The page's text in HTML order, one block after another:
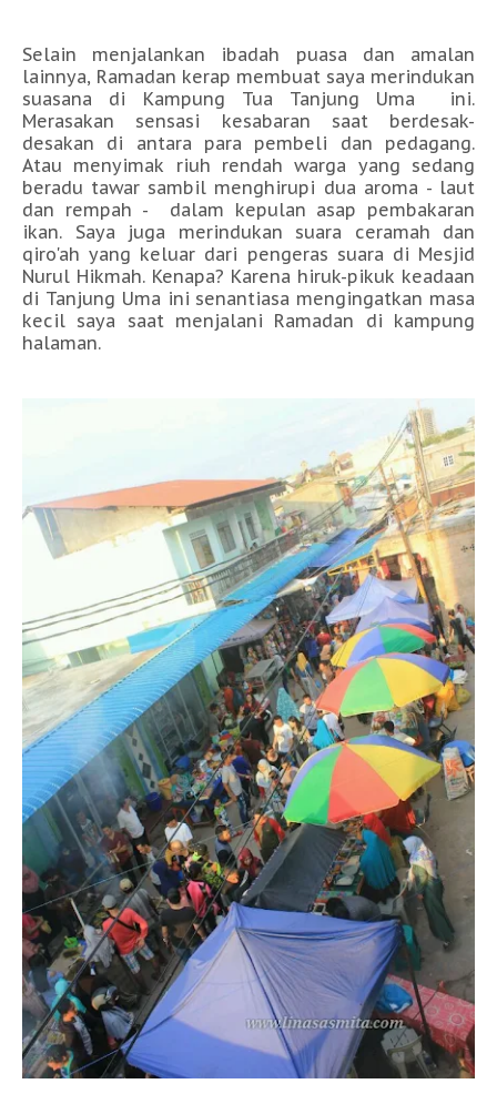
Selain menjalankan ibadah puasa dan amalan
lainnya, Ramadan kerap membuat saya merindukan
suasana di Kampung Tua Tanjung Uma ini.
Merasakan sensasi kesabaran saat berdesak-
desakan di antara para pembeli dan pedagang.
Atau menyimak riuh rendah warga yang sedang
beradu tawar sambil menghirupi dua aroma - laut
dan rempah - dalam kepulan asap pembakaran
ikan. Saya juga merindukan suara ceramah dan
qiro'ah yang keluar dari pengeras suara di Mesjid
Nurul Hikmah. Kenapa? Karena hiruk-pikuk keadaan
di Tanjung Uma ini senantiasa mengingatkan masa
kecil saya saat menjalani Ramadan di kampung
halaman.